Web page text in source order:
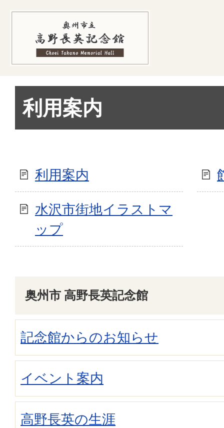
利用案内
利用案内
水沢市街地イラストマ
ップ
奥州市 高野長英記念館
記念館からのお知らせ
イベント案内
高野長英の生涯